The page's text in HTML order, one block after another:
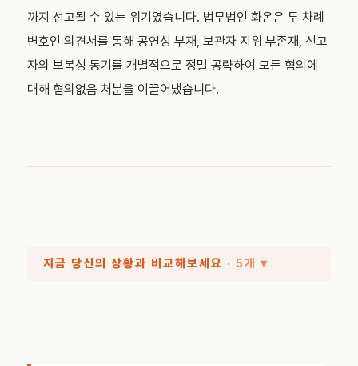
까지 선고될 수 있는 위기였습니다. 법무법인 화온은 두 차례
변호인 의견서를 통해 공연성 부재, 보관자 지위 부존재, 신고
자의 보복성 동기를 개별적으로 정밀 공략하여 모든 혐의에
대해 혐의없음 처분을 이끌어냈습니다.
지금 당신의 상황과 비교해보세요 · 5개 ▾